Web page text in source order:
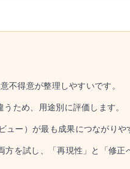
不得意が整理しやすいです。
ため、用途別に評価します。
ー）が最も成果につながりや
を試し、「再現性」と「修正